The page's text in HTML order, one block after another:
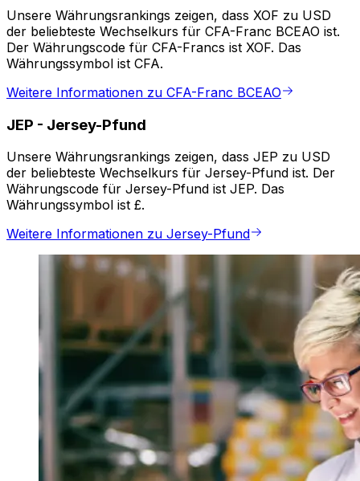
Unsere Währungsrankings zeigen, dass XOF zu USD
der beliebteste Wechselkurs für CFA-Franc BCEAO ist.
Der Währungscode für CFA-Francs ist XOF. Das
Währungssymbol ist CFA.
Weitere Informationen zu CFA-Franc BCEAO
JEP - Jersey-Pfund
Unsere Währungsrankings zeigen, dass JEP zu USD
der beliebteste Wechselkurs für Jersey-Pfund ist. Der
Währungscode für Jersey-Pfund ist JEP. Das
Währungssymbol ist £.
Weitere Informationen zu Jersey-Pfund